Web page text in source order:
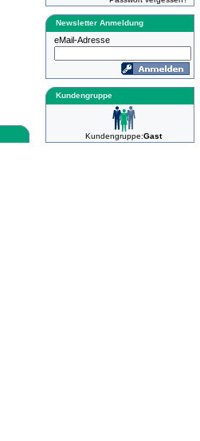
Newsletter Anmeldung
eMail-Adresse
Kundengruppe
Kundengruppe:Gast